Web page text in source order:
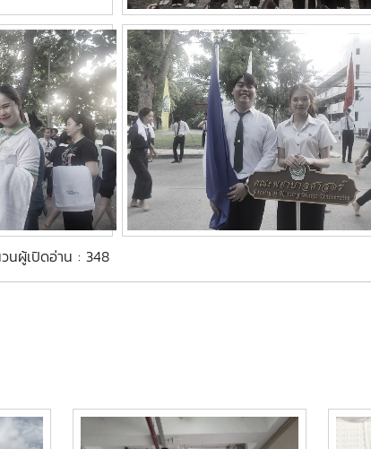
นผู้เปิดอ่าน : 348